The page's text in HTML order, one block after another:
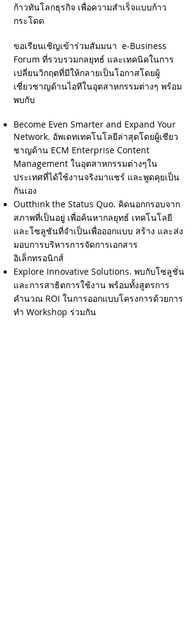
ก้าวทันโลกธุรกิจ เพื่อความสำเร็จแบบก้าว
กระโดด
ขอเรียนเชิญเข้าร่วมสัมมนา e-Business
Forum ที่รวบรวมกลยุทธ์ และเทคนิคในการ
เปลี่ยนวิกฤตที่มีให้กลายเป็นโอกาสโดยผู้
เชี่ยวชาญด้านไอทีในอุตสาหกรรมต่างๆ พร้อม
พบกับ
Become Even Smarter and Expand Your
Network. อัพเดทเทคโนโลยีล่าสุดโดยผู้เชียว
ชาญด้าน ECM Enterprise Content
Management ในอุตสาหกรรมต่างๆใน
ประเทศที่ได้ใช้งานจริงมาแชร์ และพูดคุยเป็น
กันเอง
Outthink the Status Quo. คิดนอกกรอบจาก
สภาพที่เป็นอยู่ เพื่อค้นหากลยุทธ์ เทคโนโลยี
และโซลูชันที่จำเป็นเพื่อออกแบบ สร้าง และส่ง
มอบการบริหารการจัดการเอกสาร
อิเล็กทรอนิกส์
Explore Innovative Solutions. พบกับโซลูชั่น
และการสาธิตการใช้งาน พร้อมทั้งสูตรการ
คำนวณ ROI ในการออกแบบโครงการด้วยการ
ทำ Workshop ร่วมกัน